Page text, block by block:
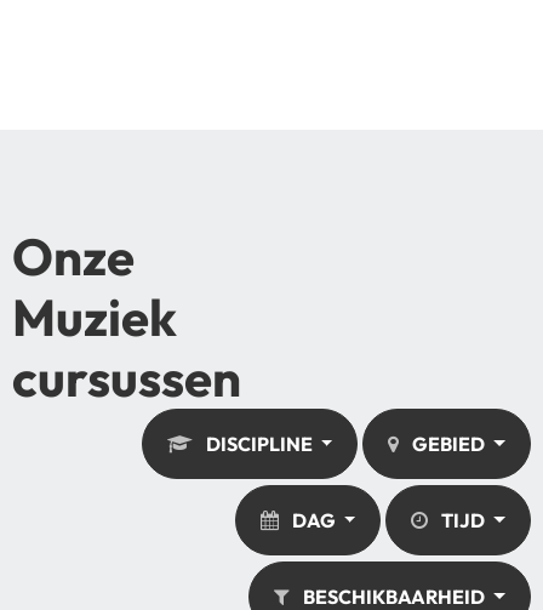
Onze
Muziek
cursussen
DISCIPLINE GEBIED
DAG TIJD
BESCHIKBAARHEID